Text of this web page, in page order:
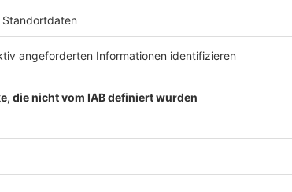
In folgenden Kommunen im Kreis Steinfurt sind